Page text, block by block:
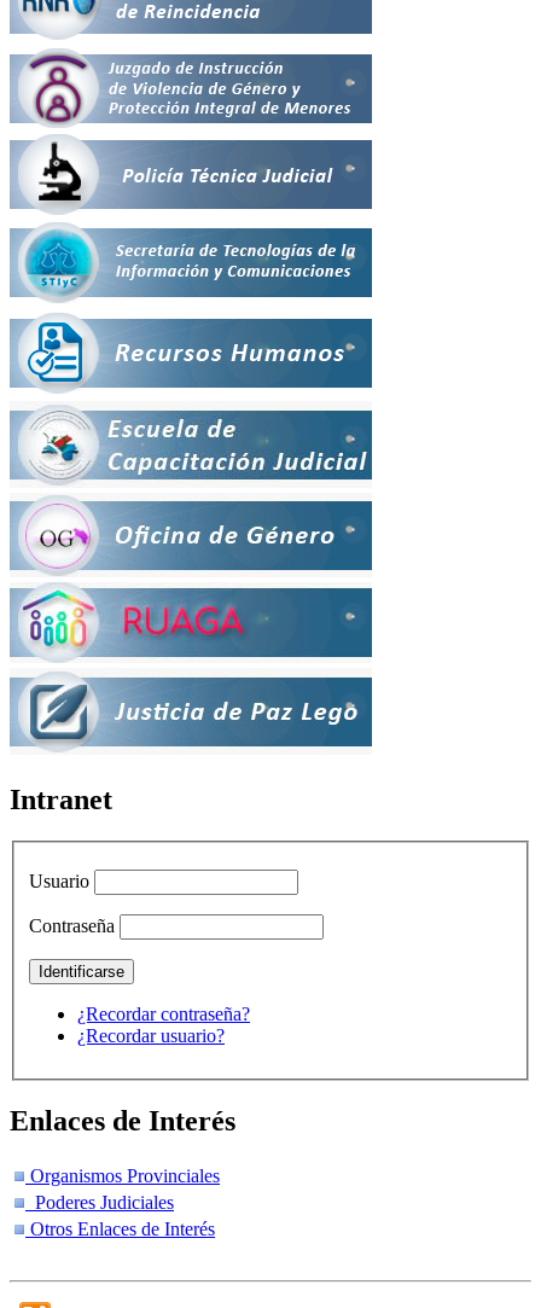
Intranet
Usuario
Contraseña
¿Recordar contraseña?
¿Recordar usuario?
Enlaces de Interés
Organismos Provinciales
Poderes Judiciales
Otros Enlaces de Interés